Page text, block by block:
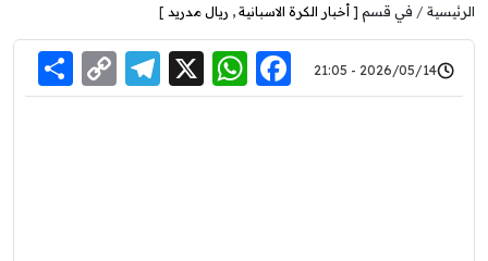
الرئيسية في قسم [ أخبار الكرة الاسبانية , ريال مدريد ]
2026/05/14 - 21:05
Facebook
WhatsApp
X
Link